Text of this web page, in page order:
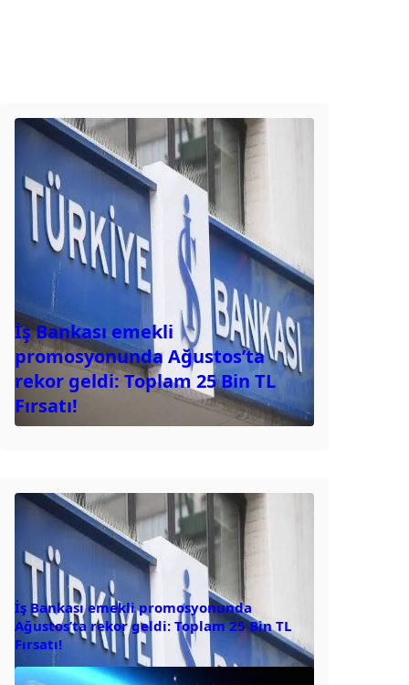
İş Bankası emekli
promosyonunda Ağustos’ta
rekor geldi: Toplam 25 Bin TL
Fırsatı!
İş Bankası emekli promosyonunda
Ağustos’ta rekor geldi: Toplam 25 Bin TL
Fırsatı!